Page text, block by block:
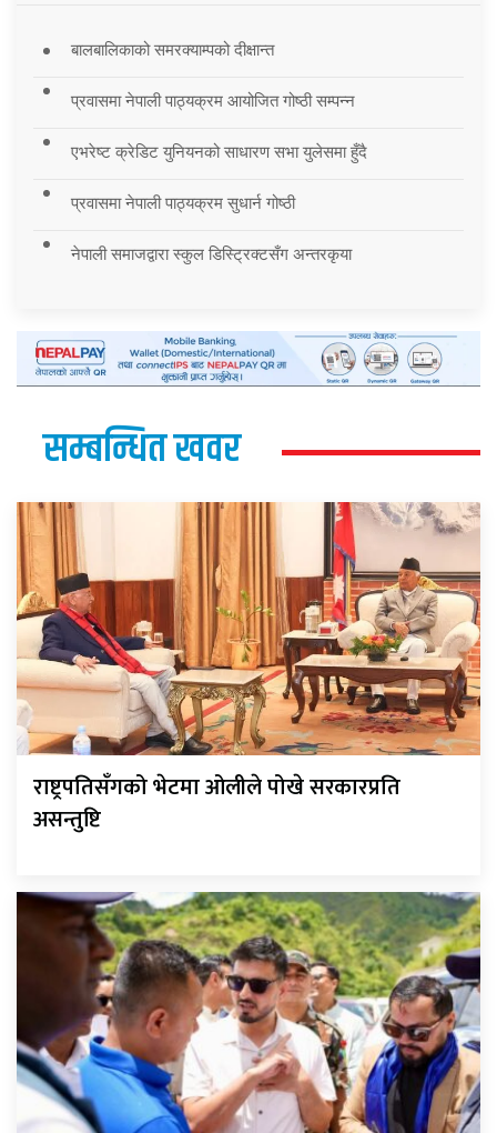
बालबालिकाको समरक्याम्पको दीक्षान्त
प्रवासमा नेपाली पाठ्यक्रम आयोजित गोष्ठी सम्पन्न
एभरेष्ट क्रेडिट युनियनको साधारण सभा युलेसमा हुँदै
प्रवासमा नेपाली पाठ्यक्रम सुधार्न गोष्ठी
नेपाली समाजद्वारा स्कुल डिस्ट्रिक्टसँग अन्तरकृया
सम्बन्धित खवर
राष्ट्रपतिसँगको भेटमा ओलीले पोखे सरकारप्रति
असन्तुष्टि